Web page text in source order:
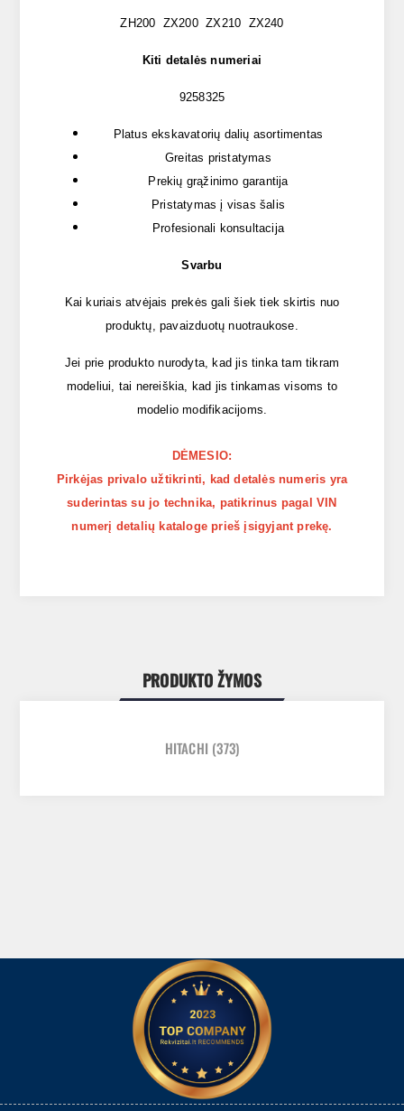
ZH200 ZX200 ZX210 ZX240
Kiti detalės numeriai
9258325
Platus ekskavatorių dalių asortimentas
Greitas pristatymas
Prekių grąžinimo garantija
Pristatymas į visas šalis
Profesionali konsultacija
Svarbu
Kai kuriais atvėjais prekės gali šiek tiek skirtis nuo
produktų, pavaizduotų nuotraukose.
Jei prie produkto nurodyta, kad jis tinka tam tikram
modeliui, tai nereiškia, kad jis tinkamas visoms to
modelio modifikacijoms.
DĖMESIO:
Pirkėjas privalo užtikrinti, kad detalės numeris yra
suderintas su jo technika, patikrinus pagal VIN
numerį detalių kataloge prieš įsigyjant prekę.
PRODUKTO ŽYMOS
HITACHI (373)